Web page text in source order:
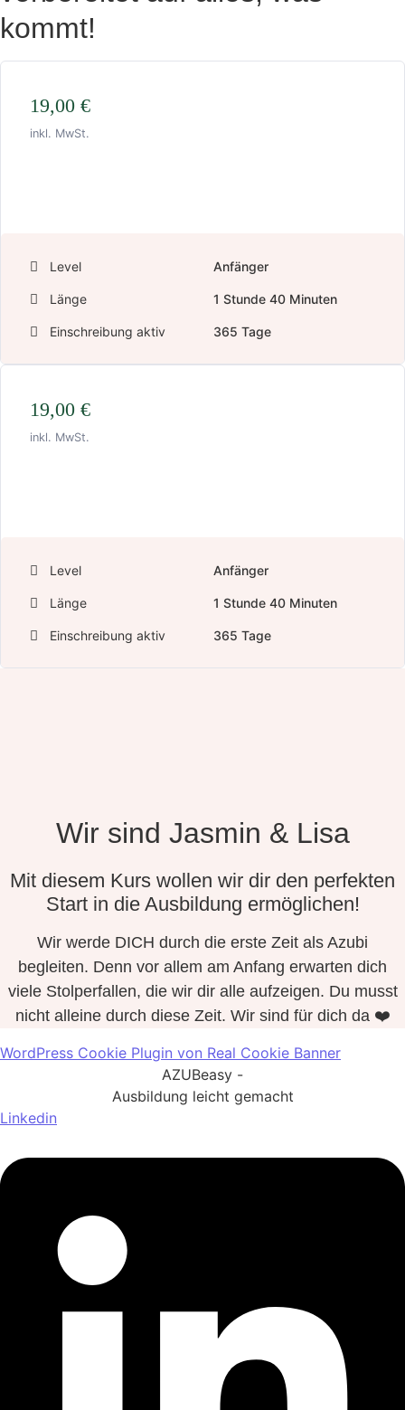
kommt!
19,00 €
inkl. MwSt.
Level Anfänger
Länge 1 Stunde 40 Minuten
Einschreibung aktiv 365 Tage
19,00 €
inkl. MwSt.
Level Anfänger
Länge 1 Stunde 40 Minuten
Einschreibung aktiv 365 Tage
Wir sind Jasmin & Lisa
Mit diesem Kurs wollen wir dir den perfekten
Start in die Ausbildung ermöglichen!
Wir werde DICH durch die erste Zeit als Azubi
begleiten. Denn vor allem am Anfang erwarten dich
viele Stolperfallen, die wir dir alle aufzeigen. Du musst
nicht alleine durch diese Zeit. Wir sind für dich da ❤️
WordPress Cookie Plugin von Real Cookie Banner
AZUBeasy -
Ausbildung leicht gemacht
Linkedin